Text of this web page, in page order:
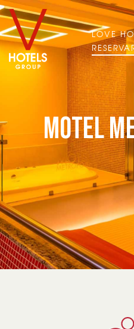
LOVE
Motel